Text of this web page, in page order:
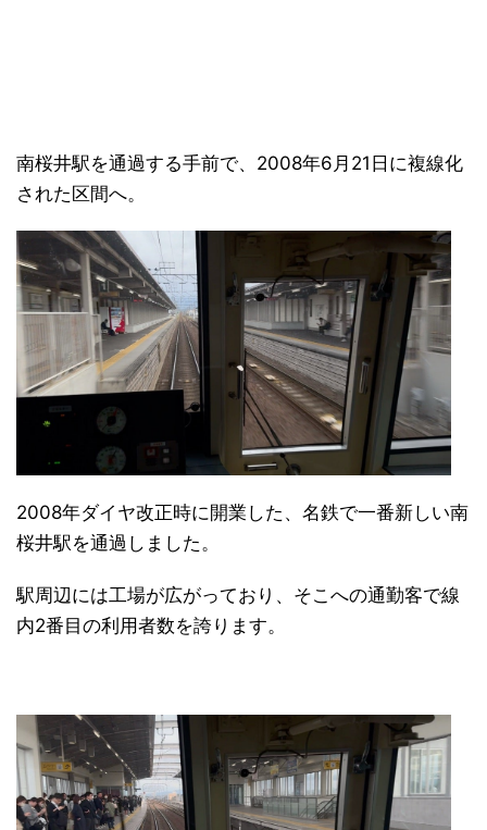
南桜井駅を通過する手前で、2008年6月21日に複線化
された区間へ。
2008年ダイヤ改正時に開業した、名鉄で一番新しい南
桜井駅を通過しました。
駅周辺には工場が広がっており、そこへの通勤客で線
内2番目の利用者数を誇ります。